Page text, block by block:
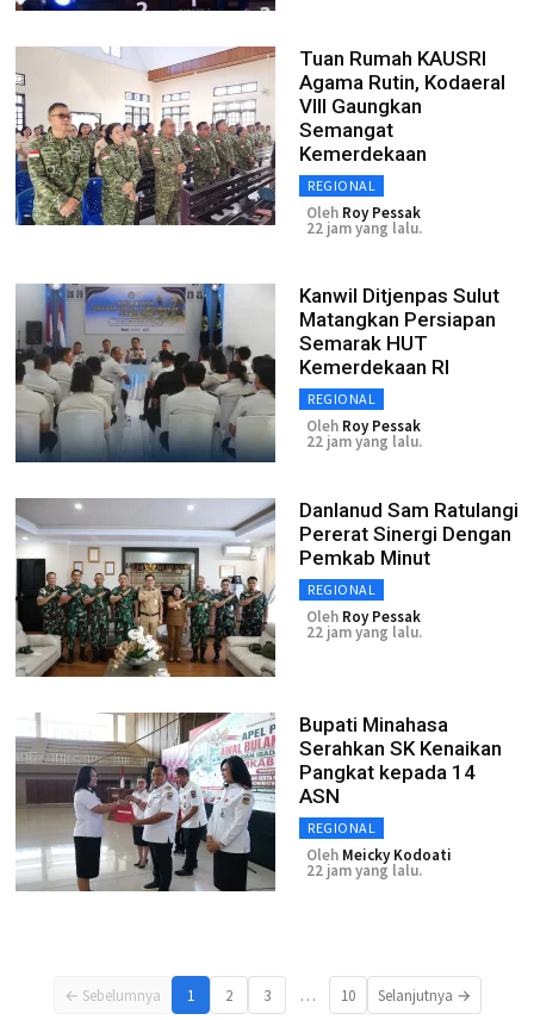
Tuan Rumah KAUSRI
Agama Rutin, Kodaeral
VIII Gaungkan
Semangat
Kemerdekaan
REGIONAL
Oleh Roy Pessak
22 jam yang lalu.
Kanwil Ditjenpas Sulut
Matangkan Persiapan
Semarak HUT
Kemerdekaan RI
REGIONAL
Oleh Roy Pessak
22 jam yang lalu.
Danlanud Sam Ratulangi
Pererat Sinergi Dengan
Pemkab Minut
REGIONAL
Oleh Roy Pessak
22 jam yang lalu.
Bupati Minahasa
Serahkan SK Kenaikan
Pangkat kepada 14
ASN
REGIONAL
Oleh Meicky Kodoati
22 jam yang lalu.
← Sebelumnya 1 2 3 … 10 Selanjutnya →